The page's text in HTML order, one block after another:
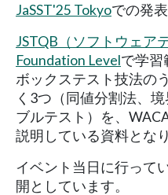
JaSST'25 Tokyoでの発
JSTQB（ソフトウェア
Foundation Levelで学習
ボックステスト技法の
く3つ（同値分割法、
ブルテスト）を、
説明している資料とな
イベント当日に行って
開としています。